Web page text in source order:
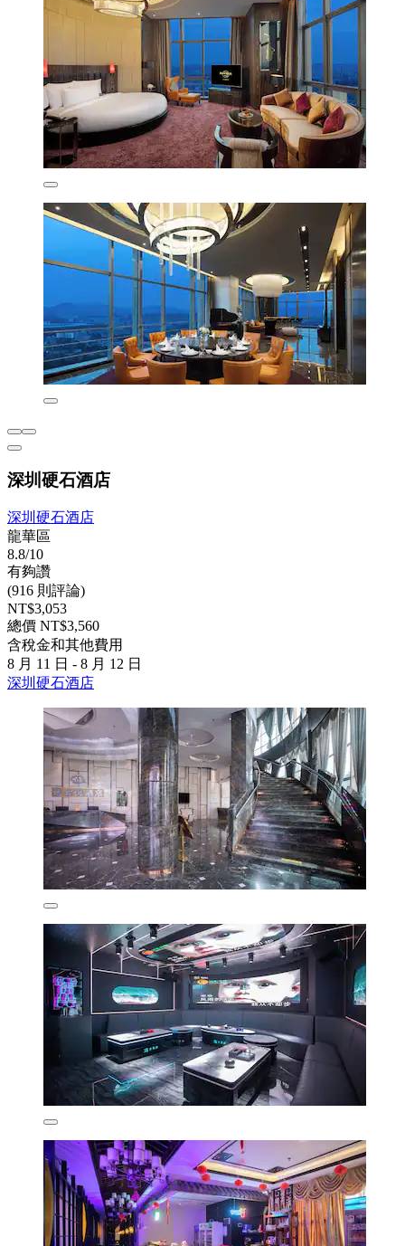
深圳硬石酒店
深圳硬石酒店
龍華區
8.8/10
有夠讚
(916 則評論)
NT$3,053
總價 NT$3,560
含稅金和其他費用
8 月 11 日 - 8 月 12 日
深圳硬石酒店